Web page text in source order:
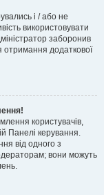
і / або не
використовувати
заборонив
отримання додаткової
користувачів,
Панелі керування.
від одного з
вони можуть